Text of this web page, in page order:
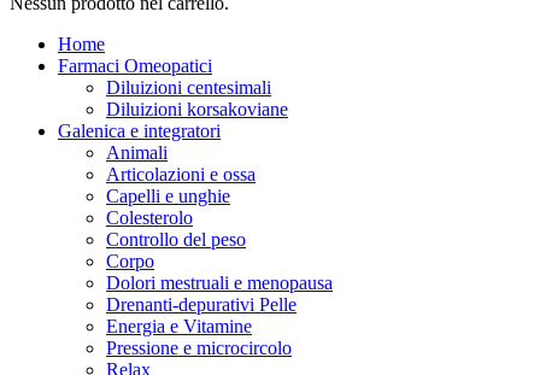
Home
Farmaci Omeopatici
Diluizioni centesimali
Diluizioni korsakoviane
Galenica e integratori
Animali
Articolazioni e ossa
Capelli e unghie
Colesterolo
Controllo del peso
Corpo
Dolori mestruali e menopausa
Drenanti-depurativi Pelle
Energia e Vitamine
Pressione e microcircolo
Relax